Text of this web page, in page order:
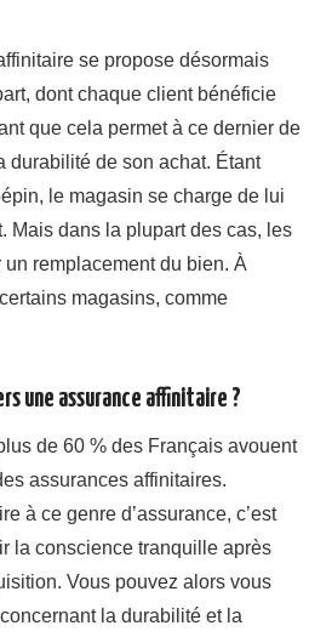
se propose désormais
dont chaque client bénéficie
que cela permet à ce dernier de
durabilité de son achat. Étant
le magasin se charge de lui
Mais dans la plupart des cas, les
remplacement du bien. À
magasins, comme
une assurance affinitaire ?
de 60 % des Français avouent
assurances affinitaires.
à ce genre d’assurance, c’est
la conscience tranquille après
Vous pouvez alors vous
la durabilité et la